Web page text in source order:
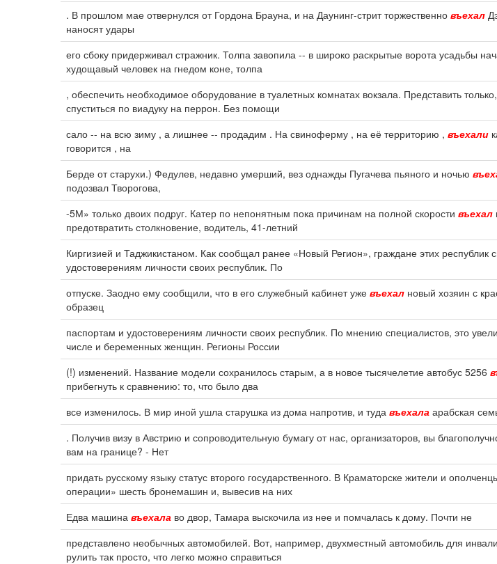
. В прошлом мае отвернулся от Гордона Брауна, и на Даунинг-стрит торжественно въехал
наносят удары
его сбоку придерживал стражник. Толпа завопила -- в широко раскрытые ворота усадьбы
худощавый человек на гнедом коне, толпа
, обеспечить необходимое оборудование в туалетных комнатах вокзала. Представить
спуститься по виадуку на перрон. Без помощи
сало -- на всю зиму , а лишнее -- продадим . На свиноферму , на её территорию , въехали
говорится , на
Берде от старухи.) Федулев, недавно умерший, вез однажды Пугачева пьяного и ночью
подозвал Творогова,
-5М» только двоих подруг. Катер по непонятным пока причинам на полной скорости въехал
предотвратить столкновение, водитель, 41-летний
Киргизией и Таджикистаном. Как сообщал ранее «Новый Регион», граждане этих республик
удостоверениям личности своих республик. По
отпуске. Заодно ему сообщили, что в его служебный кабинет уже въехал новый хозяин с
образец
паспортам и удостоверениям личности своих республик. По мнению специалистов, это
числе и беременных женщин. Регионы России
(!) изменений. Название модели сохранилось старым, а в новое тысячелетие автобус 5256
прибегнуть к сравнению: то, что было два
все изменилось. В мир иной ушла старушка из дома напротив, и туда въехала арабская
. Получив визу в Австрию и сопроводительную бумагу от нас, организаторов, вы
вам на границе? - Нет
придать русскому языку статус второго государственного. В Краматорске жители и
операции» шесть бронемашин и, вывесив на них
Едва машина въехала во двор, Тамара выскочила из нее и помчалась к дому. Почти не
представлено необычных автомобилей. Вот, например, двухместный автомобиль для
рулить так просто, что легко можно справиться